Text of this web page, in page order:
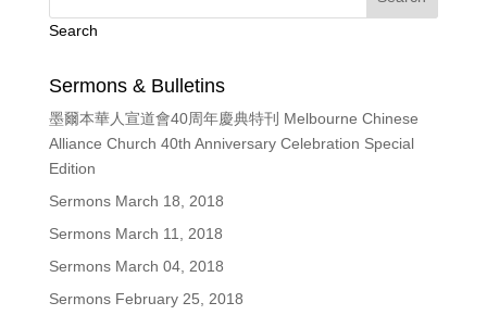
Search
Sermons & Bulletins
墨爾本華人宣道會40周年慶典特刊 Melbourne Chinese
Alliance Church 40th Anniversary Celebration Special
Edition
Sermons March 18, 2018
Sermons March 11, 2018
Sermons March 04, 2018
Sermons February 25, 2018